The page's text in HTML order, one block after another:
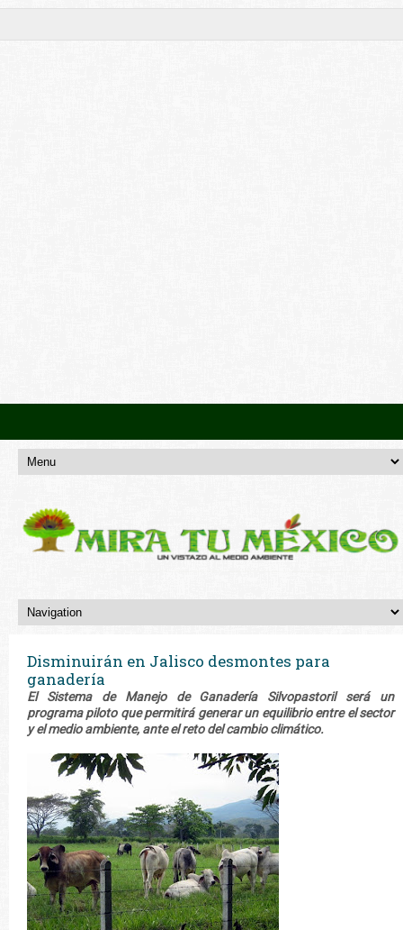
Disminuirán en Jalisco desmontes para
ganadería
El Sistema de Manejo de Ganadería Silvopastoril será un
programa piloto que permitirá generar un equilibrio entre el sector
y el medio ambiente, ante el reto del cambio climático.